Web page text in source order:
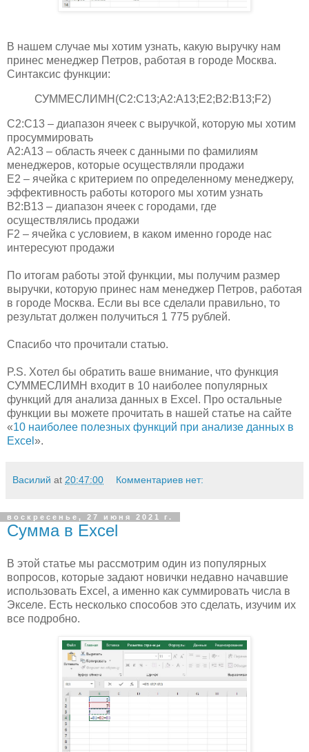
В нашем случае мы хотим узнать, какую выручку нам
принес менеджер Петров, работая в городе Москва.
Синтаксис функции:
СУММЕСЛИМН(C2:C13;A2:A13;E2;B2:B13;F2)
C2:C13 – диапазон ячеек с выручкой, которую мы хотим
просуммировать
A2:A13 – область ячеек с данными по фамилиям
менеджеров, которые осуществляли продажи
E2 – ячейка с критерием по определенному менеджеру,
эффективность работы которого мы хотим узнать
B2:B13 – диапазон ячеек с городами, где
осуществлялись продажи
F2 – ячейка с условием, в каком именно городе нас
интересуют продажи
По итогам работы этой функции, мы получим размер
выручки, которую принес нам менеджер Петров, работая
в городе Москва. Если вы все сделали правильно, то
результат должен получиться 1 775 рублей.
Спасибо что прочитали статью.
P.S. Хотел бы обратить ваше внимание, что функция
СУММЕСЛИМН входит в 10 наиболее популярных
функций для анализа данных в Excel. Про остальные
функции вы можете прочитать в нашей статье на сайте
«10 наиболее полезных функций при анализе данных в
Excel ».
Василий at 20:47:00 Комментариев нет:
воскресенье, 27 июня 2021 г.
Сумма в Excel
В этой статье мы рассмотрим один из популярных
вопросов, которые задают новички недавно начавшие
использовать Excel, а именно как суммировать числа в
Экселе. Есть несколько способов это сделать, изучим их
все подробно.